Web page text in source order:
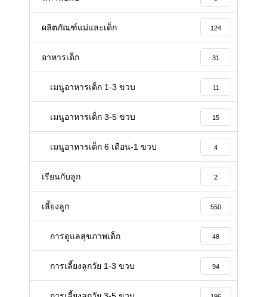
ผลิตภัณฑ์แม่และเด็ก 124
อาหารเด็ก 31
เมนูอาหารเด็ก 1-3 ขวบ 11
เมนูอาหารเด็ก 3-5 ขวบ 15
เมนูอาหารเด็ก 6 เดือน-1 ขวบ 4
เรียนกับลูก 2
เลี้ยงลูก 550
การดูแลสุขภาพเด็ก 48
การเลี้ยงลูกวัย 1-3 ขวบ 94